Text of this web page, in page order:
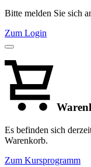
Bitte melden Sie sich
Zum Login
Es befinden sich
Warenkorb.
Zum Kursprogramm